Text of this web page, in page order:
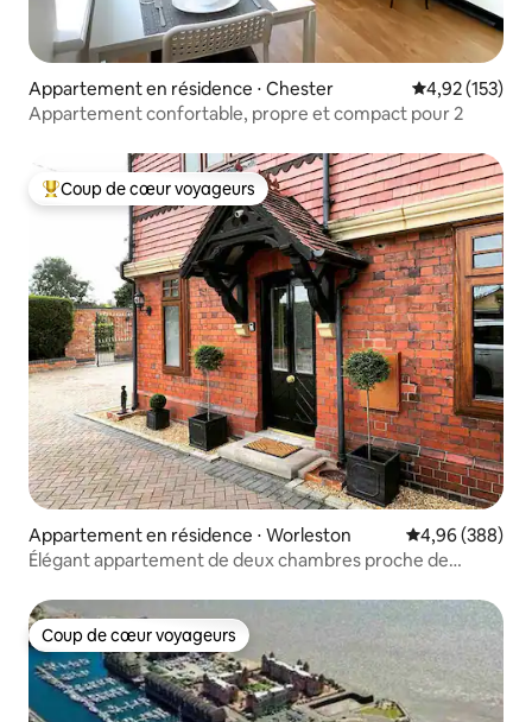
Appartement en résidence ⋅ Chester Évaluation
4,92 (153)
Appartement confortable, propre et compact pour 2
Coups de cœur voyageurs les plus appréciés
Coup de cœur voyageurs
Appartement en résidence ⋅ Worleston Évaluation
4,96 (388)
Élégant appartement de deux chambres proche de
Coup de cœur voyageurs
Coup de cœur voyageurs